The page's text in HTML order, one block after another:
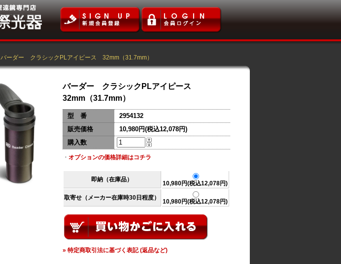
バーダー クラシックPLアイピース 32mm（31.7mm）
バーダー クラシックPLアイピース
32mm（31.7mm）
型 番
2954132
販売価格
10,980円(税込12,078円)
購入数
・ オプションの価格詳細はコチラ
即納（在庫品）
10,980円(税込12,078円)
取寄せ（メーカー在庫時30日程度）
10,980円(税込12,078円)
» 特定商取引法に基づく表記 (返品など)